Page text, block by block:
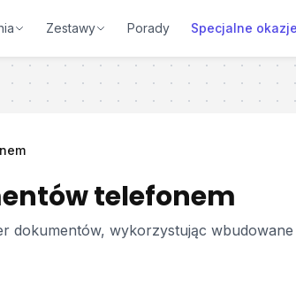
Zestawy Porady Specjalne okazje
telefonem
dokumentów, wykorzystując